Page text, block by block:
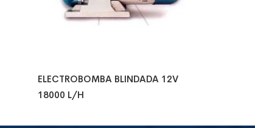
ELECTROBOMBA BLINDADA 12V
18000 L/H